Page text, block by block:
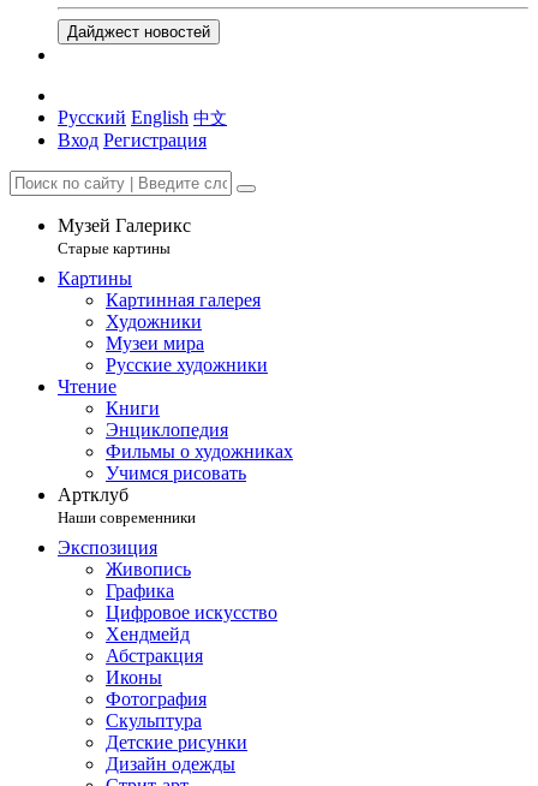
Дайджест новостей
Русский English 中文
Вход Регистрация
Музей Галерикс
Старые картины
Картины
Картинная галерея
Художники
Музеи мира
Русские художники
Чтение
Книги
Энциклопедия
Фильмы о художниках
Учимся рисовать
Артклуб
Наши современники
Экспозиция
Живопись
Графика
Цифровое искусство
Хендмейд
Абстракция
Иконы
Фотография
Скульптура
Детские рисунки
Дизайн одежды